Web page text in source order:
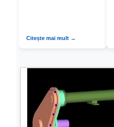
Citește mai mult →